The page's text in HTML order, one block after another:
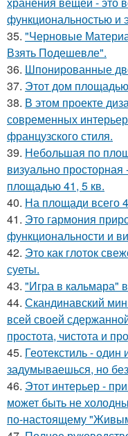
функциональностью и
35. "Черновые
Взять Подешевле".
36. Шпонированные
37. Этот дом
38. В этом проекте
современных
французского стиля.
39. Небольшая по
визуально просторная
площадью 41, 5 кв.
40. На площади всего
41. Это гармония
функциональности и
42. Это как глоток
суеты.
43. "Игра в кальмара"
44. Скандинавский
всей своей
простота, чистота и
45. Геотекстиль -
задумываешься, но
46. Этот интерьер -
может быть не
по-настоящему